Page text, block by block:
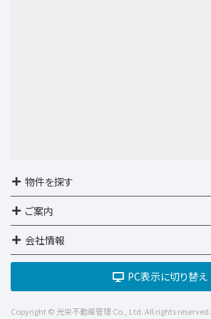
物件を探す
ご案内
会社情報
PC表示に切り替え
Copyright © 光栄不動産管理 Co., Ltd. All rights reserved.